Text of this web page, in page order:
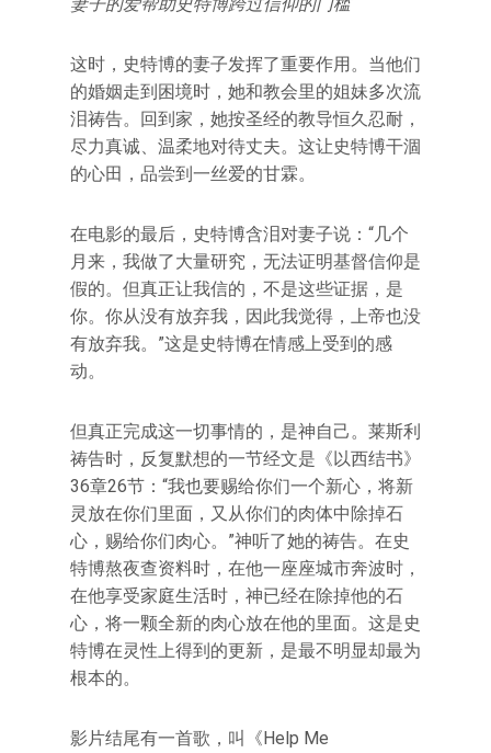
这时，史特博的妻子发挥了重要作用。当他们
的婚姻走到困境时，她和教会里的姐妹多次流
泪祷告。回到家，她按圣经的教导恒久忍耐，
尽力真诚、温柔地对待丈夫。这让史特博干涸
的心田，品尝到一丝爱的甘霖。
在电影的最后，史特博含泪对妻子说：“几个
月来，我做了大量研究，无法证明基督信仰是
假的。但真正让我信的，不是这些证据，是
你。你从没有放弃我，因此我觉得，上帝也没
有放弃我。”这是史特博在情感上受到的感
动。
但真正完成这一切事情的，是神自己。莱斯利
祷告时，反复默想的一节经文是《以西结书》
36章26节：“我也要赐给你们一个新心，将新
灵放在你们里面，又从你们的肉体中除掉石
心，赐给你们肉心。”神听了她的祷告。在史
特博熬夜查资料时，在他一座座城市奔波时，
在他享受家庭生活时，神已经在除掉他的石
心，将一颗全新的肉心放在他的里面。这是史
特博在灵性上得到的更新，是最不明显却最为
根本的。
影片结尾有一首歌，叫《Help Me